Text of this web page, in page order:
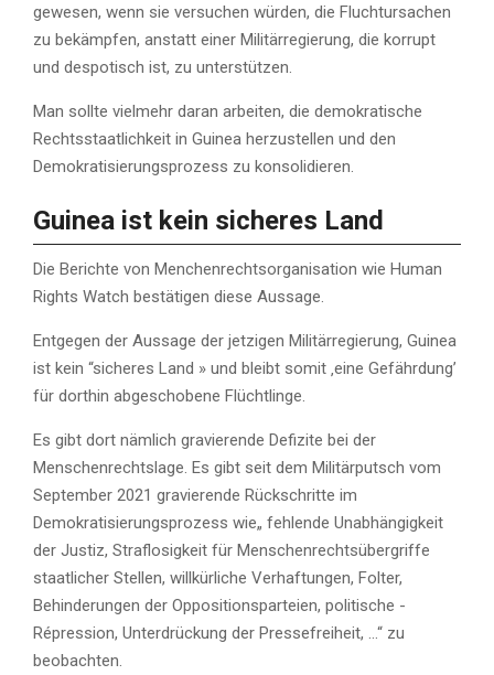
gewesen, wenn sie versuchen würden, die Fluchtursachen
zu bekämpfen, anstatt einer Militärregierung, die korrupt
und despotisch ist, zu unterstützen.
Man sollte vielmehr daran arbeiten, die demokratische
Rechtsstaatlichkeit in Guinea herzustellen und den
Demokratisierungsprozess zu konsolidieren.
Guinea ist kein sicheres Land
Die Berichte von Menchenrechtsorganisation wie Human
Rights Watch bestätigen diese Aussage.
Entgegen der Aussage der jetzigen Militärregierung, Guinea
ist kein “sicheres Land » und bleibt somit ‚eine Gefährdung’
für dorthin abgeschobene Flüchtlinge.
Es gibt dort nämlich gravierende Defizite bei der
Menschenrechtslage. Es gibt seit dem Militärputsch vom
September 2021 gravierende Rückschritte im
Demokratisierungsprozess wie„ fehlende Unabhängigkeit
der Justiz, Straflosigkeit für Menschenrechtsübergriffe
staatlicher Stellen, willkürliche Verhaftungen, Folter,
Behinderungen der Oppositionsparteien, politische ­
Répression, Unterdrückung der Pressefreiheit, …“ zu
beobachten.